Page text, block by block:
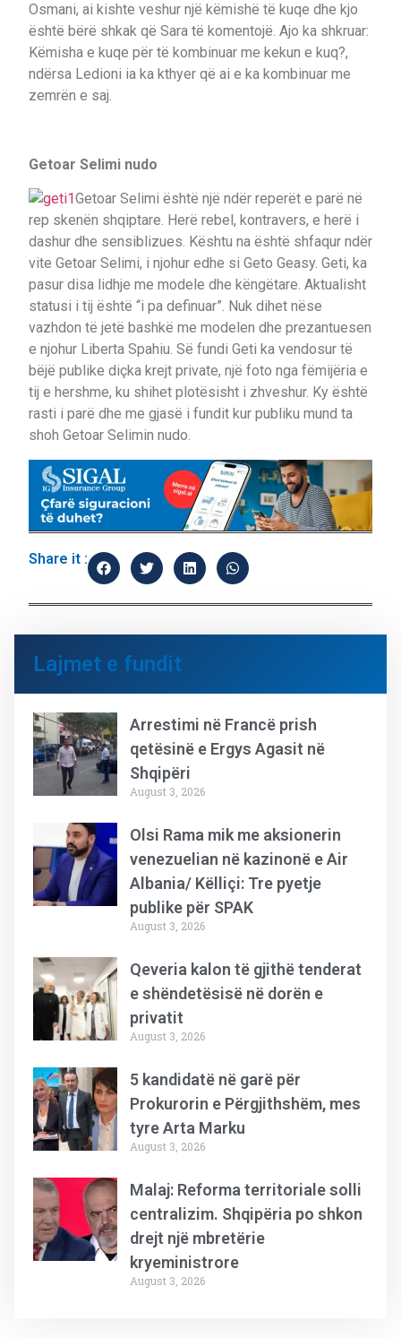
Osmani, ai kishte veshur një këmishë të kuqe dhe kjo
është bërë shkak që Sara të komentojë. Ajo ka shkruar:
Këmisha e kuqe për të kombinuar me kekun e kuq?,
ndërsa Ledioni ia ka kthyer që ai e ka kombinuar me
zemrën e saj.
Getoar Selimi nudo
​Getoar Selimi është një ndër reperët e parë në
rep skenën shqiptare. Herë rebel, kontravers, e herë i
dashur dhe sensiblizues. Kështu na është shfaqur ndër
vite Getoar Selimi, i njohur edhe si Geto Geasy. Geti, ka
pasur disa lidhje me modele dhe këngëtare. Aktualisht
statusi i tij është “i pa definuar”. Nuk dihet nëse
vazhdon të jetë bashkë me modelen dhe prezantuesen
e njohur Liberta Spahiu. Së fundi Geti ka vendosur të
bëjë publike diçka krejt private, një foto nga fëmijëria e
tij e hershme, ku shihet plotësisht i zhveshur. Ky është
rasti i parë dhe me gjasë i fundit kur publiku mund ta
shoh Getoar Selimin nudo.
Share it :
Lajmet e fundit
Arrestimi në Francë prish
qetësinë e Ergys Agasit në
Shqipëri
August 3, 2026
Olsi Rama mik me aksionerin
venezuelian në kazinonë e Air
Albania/ Këlliçi: Tre pyetje
publike për SPAK
August 3, 2026
Qeveria kalon të gjithë tenderat
e shëndetësisë në dorën e
privatit
August 3, 2026
5 kandidatë në garë për
Prokurorin e Përgjithshëm, mes
tyre Arta Marku
August 3, 2026
Malaj: Reforma territoriale solli
centralizim. Shqipëria po shkon
drejt një mbretërie
kryeministrore
August 3, 2026